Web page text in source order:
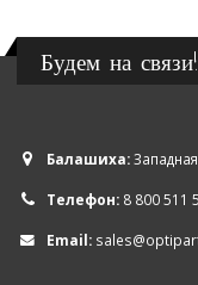
Будем на связи!
Балашиха:
Телефон: 8 800 511
Email: